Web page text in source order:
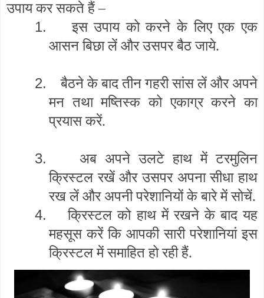
उपाय कर सकते हैं –
1.
इस उपाय को करने के लिए एक एक
आसन बिछा लें और उसपर बैठ जाये.
2.
बैठने के बाद तीन गहरी सांस लें और अपने
मन तथा मष्तिस्क को एकाग्र करने का
प्रयास करें.
3.
अब अपने उलटे हाथ में टरमुलिन
क्रिस्टल रखें और उसपर अपना सीधा हाथ
रख लें और अपनी परेशानियों के बारे में सोचें.
4.
क्रिस्टल को हाथ में रखने के बाद यह
महसूस करें कि आपकी सारी परेशानियां इस
क्रिस्टल में समाहित हो रही हैं.